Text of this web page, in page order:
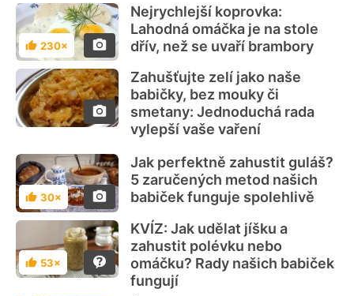
Hodnocení
230×
Nejrychlejší koprovka:
Lahodná omáčka je na stole
dřív, než se uvaří brambory
Zahušťujte zelí jako naše
babičky, bez mouky či
smetany: Jednoduchá rada
vylepší vaše vaření
Hodnocení
30×
Jak perfektně zahustit guláš?
5 zaručených metod našich
babiček funguje spolehlivě
Hodnocení
53×
KVÍZ: Jak udělat jíšku a
zahustit polévku nebo
omáčku? Rady našich babiček
fungují